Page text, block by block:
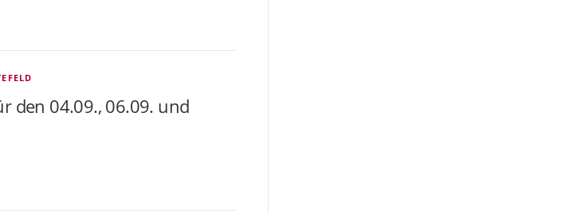
den 04.09., 06.09. und